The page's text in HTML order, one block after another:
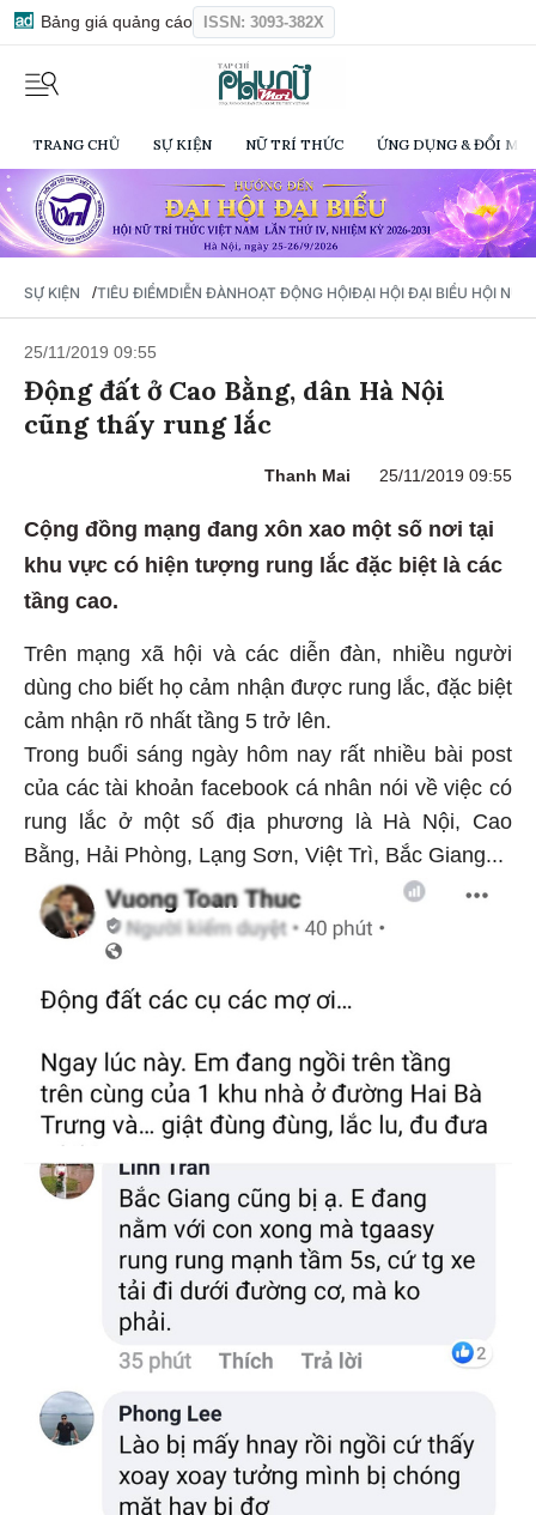
Bảng giá quảng cáo ISSN: 3093-382X
TRANG CHỦ SỰ KIỆN NỮ TRÍ THỨC ỨNG DỤNG & ĐỔI
SỰ KIỆN /TIÊU ĐIỂMDIỄN ĐÀNHOẠT ĐỘNG HỘIĐẠI HỘI ĐẠI BIỂU HỘI NỮ
25/11/2019 09:55
Động đất ở Cao Bằng, dân Hà Nội
cũng thấy rung lắc
Thanh Mai 25/11/2019 09:55
Cộng đồng mạng đang xôn xao một số nơi tại
khu vực có hiện tượng rung lắc đặc biệt là các
tầng cao.
Trên mạng xã hội và các diễn đàn, nhiều người
dùng cho biết họ cảm nhận được rung lắc, đặc biệt
cảm nhận rõ nhất tầng 5 trở lên.
Trong buổi sáng ngày hôm nay rất nhiều bài post
của các tài khoản facebook cá nhân nói về việc có
rung lắc ở một số địa phương là Hà Nội, Cao
Bằng, Hải Phòng, Lạng Sơn, Việt Trì, Bắc Giang...